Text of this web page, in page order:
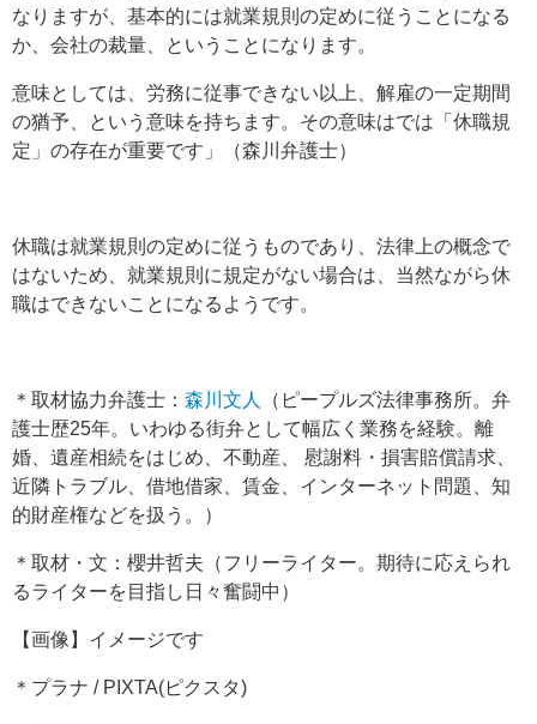
なりますが、基本的には就業規則の定めに従うことになる
か、会社の裁量、ということになります。
意味としては、労務に従事できない以上、解雇の一定期間
の猶予、という意味を持ちます。その意味はでは「休職規
定」の存在が重要です」（森川弁護士）
休職は就業規則の定めに従うものであり、法律上の概念で
はないため、就業規則に規定がない場合は、当然ながら休
職はできないことになるようです。
＊取材協力弁護士： 森川文人
（ピープルズ法律事務所。弁
護士歴25年。いわゆる街弁として幅広く業務を経験。離
婚、遺産相続をはじめ、不動産、 慰謝料・損害賠償請求、
近隣トラブル、借地借家、賃金、インターネット問題、知
的財産権などを扱う。）
＊取材・文：櫻井哲夫（フリーライター。期待に応えられ
るライターを目指し日々奮闘中）
【画像】イメージです
＊プラナ / PIXTA(ピクスタ)